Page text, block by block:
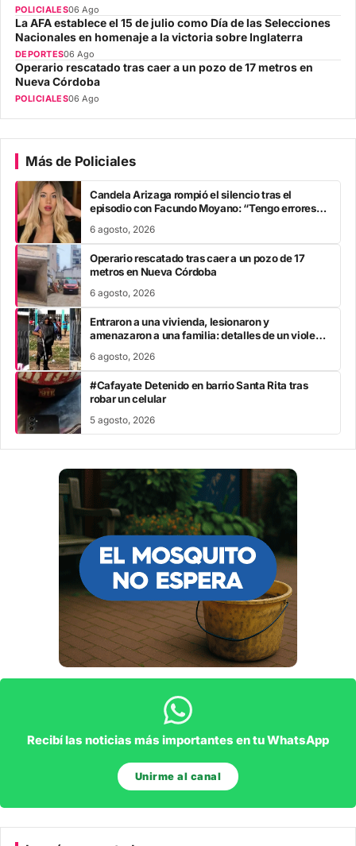
POLICIALES06 Ago
La AFA establece el 15 de julio como Día de las Selecciones
Nacionales en homenaje a la victoria sobre Inglaterra
DEPORTES06 Ago
Operario rescatado tras caer a un pozo de 17 metros en
Nueva Córdoba
POLICIALES06 Ago
Más de Policiales
Candela Arizaga rompió el silencio tras el
episodio con Facundo Moyano: “Tengo errores
6 agosto, 2026
Operario rescatado tras caer a un pozo de 17
metros en Nueva Córdoba
6 agosto, 2026
Entraron a una vivienda, lesionaron y
amenazaron a una familia: detalles de un violento
6 agosto, 2026
#Cafayate Detenido en barrio Santa Rita tras
robar un celular
5 agosto, 2026
Recibí las noticias más importantes en tu WhatsApp
Unirme al canal